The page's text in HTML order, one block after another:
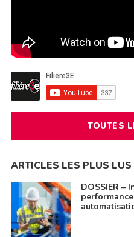
TOUTES
ARTICLES LES PLUS LUS
DOSSIER –